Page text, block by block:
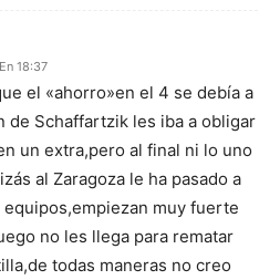
18:37
el «ahorro»en el 4 se debía a
de Schaffartzik les iba a obligar
un extra,pero al final ni lo uno
al Zaragoza le ha pasado a
muy fuerte
no les llega para rematar
todas maneras no creo